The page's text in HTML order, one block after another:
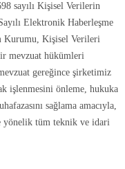
sayılı Kişisel Verilerin
Elektronik Haberleşme
Kişisel Verileri
mevzuat hükümleri
gereğince şirketimiz
işlenmesini önleme, hukuka
sağlama amacıyla,
yönelik tüm teknik ve idari